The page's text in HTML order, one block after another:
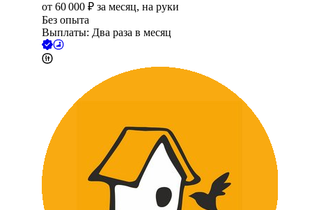
от 60 000 ₽ за месяц, на руки
Без опыта
Выплаты: Два раза в месяц